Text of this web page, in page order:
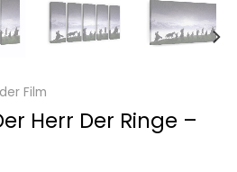
Film
Herr Der Ringe –